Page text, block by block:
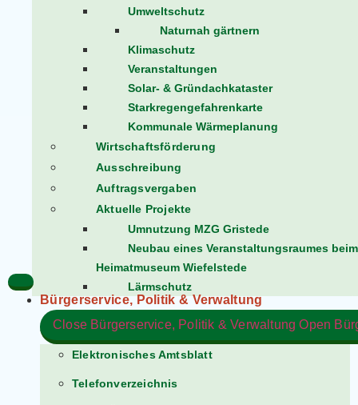
Umweltschutz
Naturnah gärtnern
Klimaschutz
Veranstaltungen
Solar- & Gründachkataster
Starkregengefahrenkarte
Kommunale Wärmeplanung
Wirtschaftsförderung
Ausschreibung
Auftragsvergaben
Aktuelle Projekte
Umnutzung MZG Gristede
Neubau eines Veranstaltungsraumes beim
Heimatmuseum Wiefelstede
Lärmschutz
Bürgerservice, Politik & Verwaltung​
Close Bürgerservice, Politik & Verwaltung​ Open
Elektronisches Amtsblatt
Telefonverzeichnis